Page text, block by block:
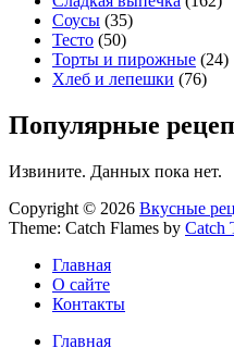
Соусы (35)
Тесто (50)
Торты и пирожные (24)
Хлеб и лепешки (76)
Популярные
Извините. Данных пока нет.
Copyright © 2026 Вкусные
Theme: Catch Flames by Catch
Главная
О сайте
Контакты
Главная